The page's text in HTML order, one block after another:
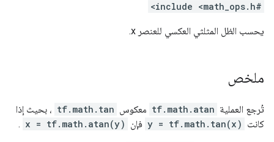
#include <math_ops.h>
يحسب الظل المثلثي العكسي للعنصر x.
ملخص
تُرجع العملية tf.math.atan معكوس tf.math.tan ، بحيث إذا
كانت y = tf.math.tan(x) فإن x = tf.math.atan(y)
.